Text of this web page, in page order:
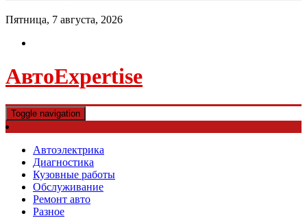
Пятница, 7 августа, 2026
АвтоExpertise
Toggle navigation
Автоэлектрика
Диагностика
Кузовные работы
Обслуживание
Ремонт авто
Разное